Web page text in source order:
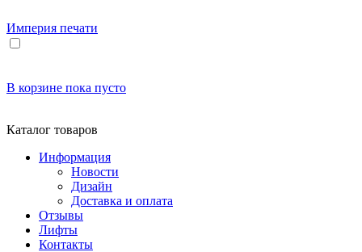
Империя печати
В корзине пока пусто
Каталог товаров
Информация
Новости
Дизайн
Доставка и оплата
Отзывы
Лифты
Контакты